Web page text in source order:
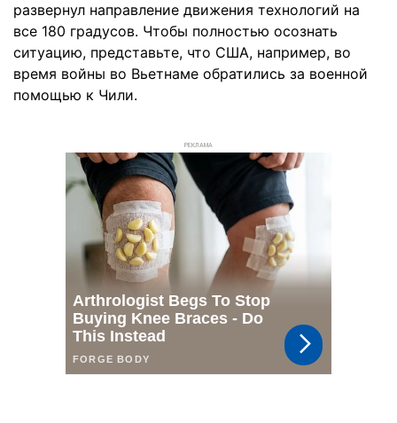
развернул направление движения технологий на
все 180 градусов. Чтобы полностью осознать
ситуацию, представьте, что США, например, во
время войны во Вьетнаме обратились за военной
помощью к Чили.
РЕКЛАМА